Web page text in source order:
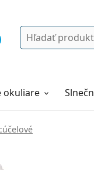
Vyhľadávanie
okuliare